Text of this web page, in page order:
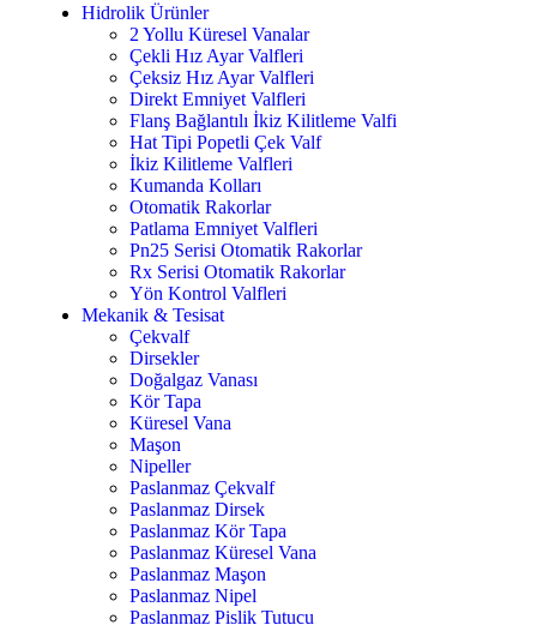
Hidrolik Ürünler
2 Yollu Küresel Vanalar
Çekli Hız Ayar Valfleri
Çeksiz Hız Ayar Valfleri
Direkt Emniyet Valfleri
Flanş Bağlantılı İkiz Kilitleme Valfi
Hat Tipi Popetli Çek Valf
İkiz Kilitleme Valfleri
Kumanda Kolları
Otomatik Rakorlar
Patlama Emniyet Valfleri
Pn25 Serisi Otomatik Rakorlar
Rx Serisi Otomatik Rakorlar
Yön Kontrol Valfleri
Mekanik & Tesisat
Çekvalf
Dirsekler
Doğalgaz Vanası
Kör Tapa
Küresel Vana
Maşon
Nipeller
Paslanmaz Çekvalf
Paslanmaz Dirsek
Paslanmaz Kör Tapa
Paslanmaz Küresel Vana
Paslanmaz Maşon
Paslanmaz Nipel
Paslanmaz Pislik Tutucu